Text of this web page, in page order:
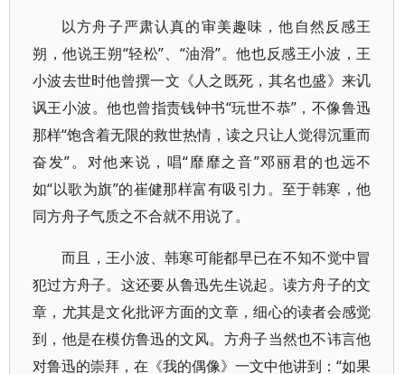
以方舟子严肃认真的审美趣味，他自然反感王
朔，他说王朔“轻松”、“油滑”。他也反感王小波，王
小波去世时他曾撰一文《人之既死，其名也盛》来讥
讽王小波。他也曾指责钱钟书“玩世不恭”，不像鲁迅
那样“饱含着无限的救世热情，读之只让人觉得沉重而
奋发”。对他来说，唱“靡靡之音”邓丽君的也远不
如“以歌为旗”的崔健那样富有吸引力。至于韩寒，他
同方舟子气质之不合就不用说了。
而且，王小波、韩寒可能都早已在不知不觉中冒
犯过方舟子。这还要从鲁迅先生说起。读方舟子的文
章，尤其是文化批评方面的文章，细心的读者会感觉
到，他是在模仿鲁迅的文风。方舟子当然也不讳言他
对鲁迅的崇拜，在《我的偶像》一文中他讲到：“如果